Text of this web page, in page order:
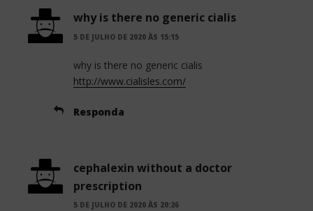
why is there no generic cialis
5 DE JULHO DE 2020 ÀS 15:15
why is there no generic cialis
http://www.cialisles.com/
Responda
cephalexin without a doctor
prescription
5 DE JULHO DE 2020 ÀS 20:26